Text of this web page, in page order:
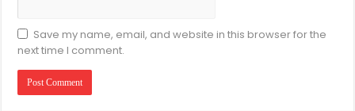
Save my name, email, and website in this browser for the
next time I comment.